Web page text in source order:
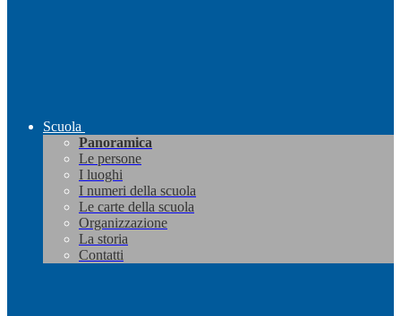
Scuola
Panoramica
Le persone
I luoghi
I numeri della scuola
Le carte della scuola
Organizzazione
La storia
Contatti